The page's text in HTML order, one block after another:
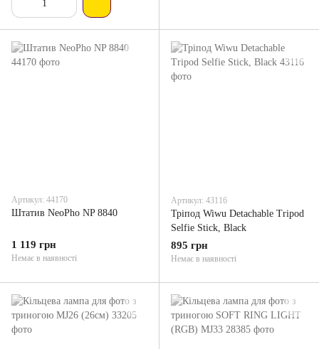
Артикул: 44170
Штатив NeoPho NP 8840
1 119 грн
Немає в наявності
Артикул: 43116
Тріпод Wiwu Detachable Tripod
Selfie Stick, Black
895 грн
Немає в наявності